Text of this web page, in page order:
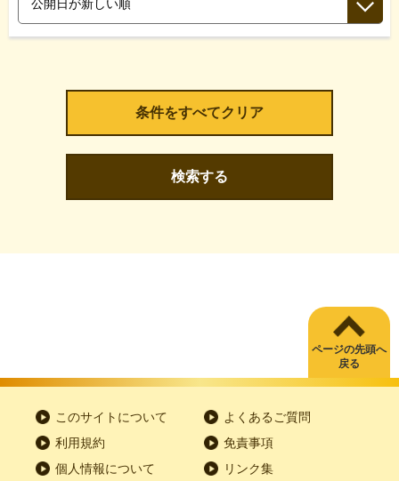
検索する
ページの先頭へ
戻る
このサイトについて
よくあるご質問
利用規約
免責事項
個人情報について
リンク集